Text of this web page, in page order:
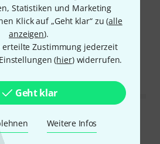
Statistiken und Marketing
Klick auf „Geht klar“ zu (alle
anzeigen).
erteilte Zustimmung jederzeit
(hier) widerrufen.
Geht klar
Weitere Infos
auch blöd.
lesen